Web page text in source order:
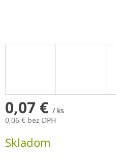
0,07 € / ks
0,06 € bez DPH
cena:
Skladom